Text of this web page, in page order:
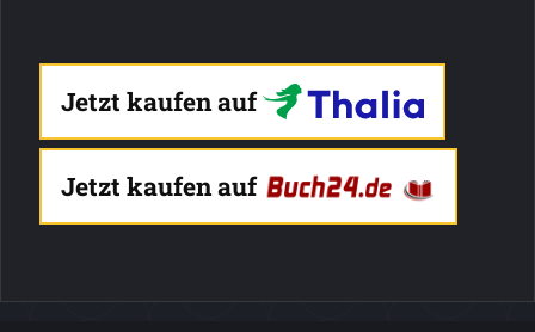
Jetzt kaufen auf
Jetzt kaufen auf